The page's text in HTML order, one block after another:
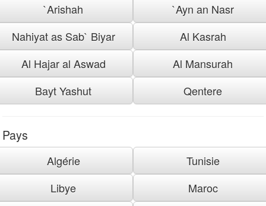
`Arishah
`Ayn an Nasr
Nahiyat as Sab` Biyar
Al Kasrah
Al Hajar al Aswad
Al Mansurah
Bayt Yashut
Qentere
Pays
Algérie
Tunisie
Libye
Maroc